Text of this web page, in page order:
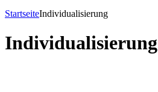
StartseiteIndividualisierung
Individualisierung